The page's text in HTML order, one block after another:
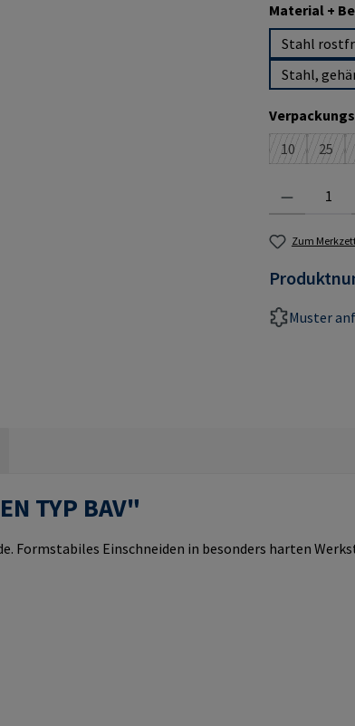
Material +
Stahl
Stahl,
10
(Diese
25
Zum
Muster
TYP BAV"
Formstabiles Einschneiden in besonders harten